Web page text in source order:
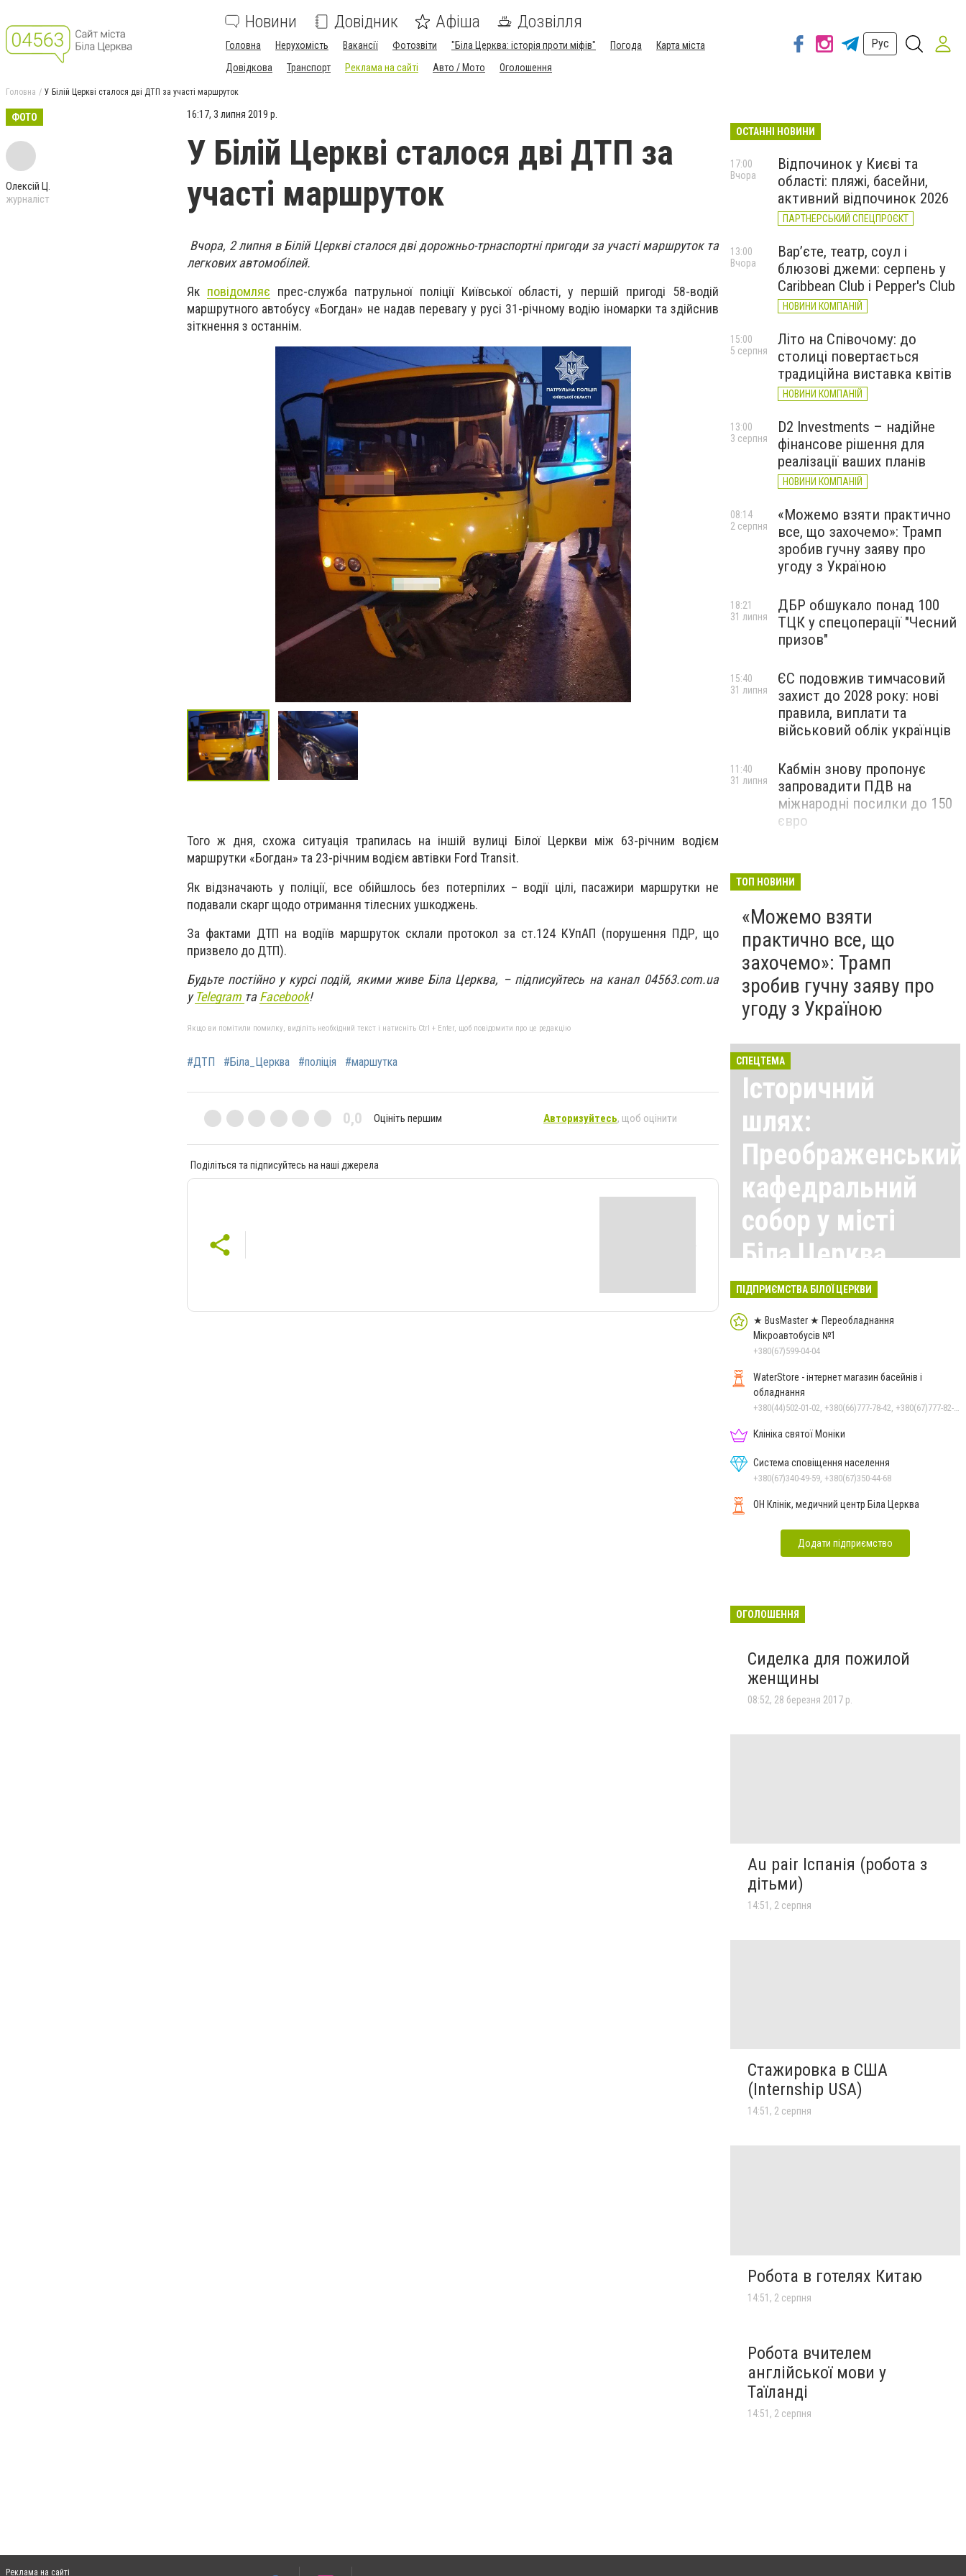
Новини Довідник Афіша Дозвілля
Головна Нерухомість Вакансії Фотозвіти "Біла Церква: історія проти міфів" Погода
Карта міста
Довідкова
Транспорт Реклама на сайті Авто / Мото Оголошення
Рус
Головна У Білій Церкві сталося дві ДТП за участі маршруток
ФОТО
Олексій Ц.
журналіст
16:17, 3 липня 2019 р.
У Білій Церкві сталося дві ДТП за
участі маршруток
Вчора, 2 липня в Білій Церкві сталося дві дорожньо-трнаспортні пригоди за участі маршруток та
легкових автомобілей.
Як повідомляє прес-служба патрульної поліції Київської області, у першій пригоді 58-водій
маршрутного автобусу «Богдан» не надав перевагу у русі 31-річному водію іномарки та здійснив
зіткнення з останнім.
Того ж дня, схожа ситуація трапилась на іншій вулиці Білої Церкви між 63-річним водієм
маршрутки «Богдан» та 23-річним водієм автівки Ford Transit.
Як відзначають у поліції, все обійшлось без потерпілих – водії цілі, пасажири маршрутки не
подавали скарг щодо отримання тілесних ушкоджень.
За фактами ДТП на водіїв маршруток склали протокол за ст.124 КУпАП (порушення ПДР, що
призвело до ДТП).
Будьте постійно у курсі подій, якими живе Біла Церква, – підписуйтесь на канал 04563.com.ua
уTelegram таFacebook!
Якщо ви помітили помилку, виділіть необхідний текст і натисніть Ctrl + Enter, щоб повідомити про це редакцію
#ДТП #Біла_Церква #поліція #маршутка
0,0 Оцініть першим Авторизуйтесь, щоб оцінити
Поділіться та підписуйтесь на наші джерела
ОСТАННІ НОВИНИ
Відпочинок у Києві та
області: пляжі, басейни,
активний відпочинок 2026
ПАРТНЕРСЬКИЙ СПЕЦПРОЄКТ
17:00
Вчора
Вар’єте, театр, соул і
блюзові джеми: серпень у
Caribbean Club і Pepper's Club
НОВИНИ КОМПАНІЙ
13:00
Вчора
Літо на Співочому: до
столиці повертається
традиційна виставка квітів
НОВИНИ КОМПАНІЙ
15:00
5 серпня
D2 Investments – надійне
фінансове рішення для
реалізації ваших планів
НОВИНИ КОМПАНІЙ
13:00
3 серпня
«Можемо взяти практично
все, що захочемо»: Трамп
зробив гучну заяву про
угоду з Україною
08:14
2 серпня
ДБР обшукало понад 100
ТЦК у спецоперації "Чесний
призов"
18:21
31 липня
ЄС подовжив тимчасовий
захист до 2028 року: нові
правила, виплати та
військовий облік українців
15:40
31 липня
Кабмін знову пропонує
запровадити ПДВ на
міжнародні посилки до 150
євро
11:40
31 липня
ТОП НОВИНИ
«Можемо взяти
практично все, що
захочемо»: Трамп
зробив гучну заяву про
угоду з Україною
СПЕЦТЕМА
Історичний
шлях:
Преображенський
кафедральний
собор у місті
Біла Церква
Всі матеріали тут
ПІДПРИЄМСТВА БІЛОЇ ЦЕРКВИ
★ BusMaster ★ Переобладнання
Мікроавтобусів №1
+380(67)599-04-04
WaterStore - інтернет магазин басейнів і
обладнання
Клініка святої Моніки
Система сповіщення населення
+380(67)340-49-59, +380(67)350-44-68
ОН Клінік, медичний центр Біла Церква
Додати підприємство
ОГОЛОШЕННЯ
Сиделка для пожилой
женщины
08:52, 28 березня 2017 р.
Au pair Іспанія (робота з
дітьми)
14:51, 2 серпня
Стажировка в США
(Internship USA)
14:51, 2 серпня
Робота в готелях Китаю
14:51, 2 серпня
Робота вчителем
англійської мови у
Таїланді
14:51, 2 серпня
Реклама на сайті